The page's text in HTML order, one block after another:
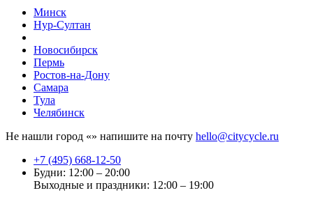
Минск
Нур-Султан
Новосибирск
Пермь
Ростов-на-Дону
Самара
Тула
Челябинск
Не нашли город «» напишите на почту hello@citycycle.ru
+7 (495) 668-12-50
Будни: 12:00 – 20:00
Выходные и праздники: 12:00 – 19:00